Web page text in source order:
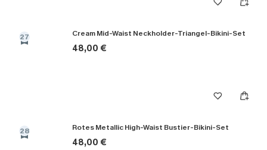
27 Cream Mid-Waist Neckholder-Triangel-Bikini-Set
48,00 €
28 Rotes Metallic High-Waist Bustier-Bikini-Set
48,00 €